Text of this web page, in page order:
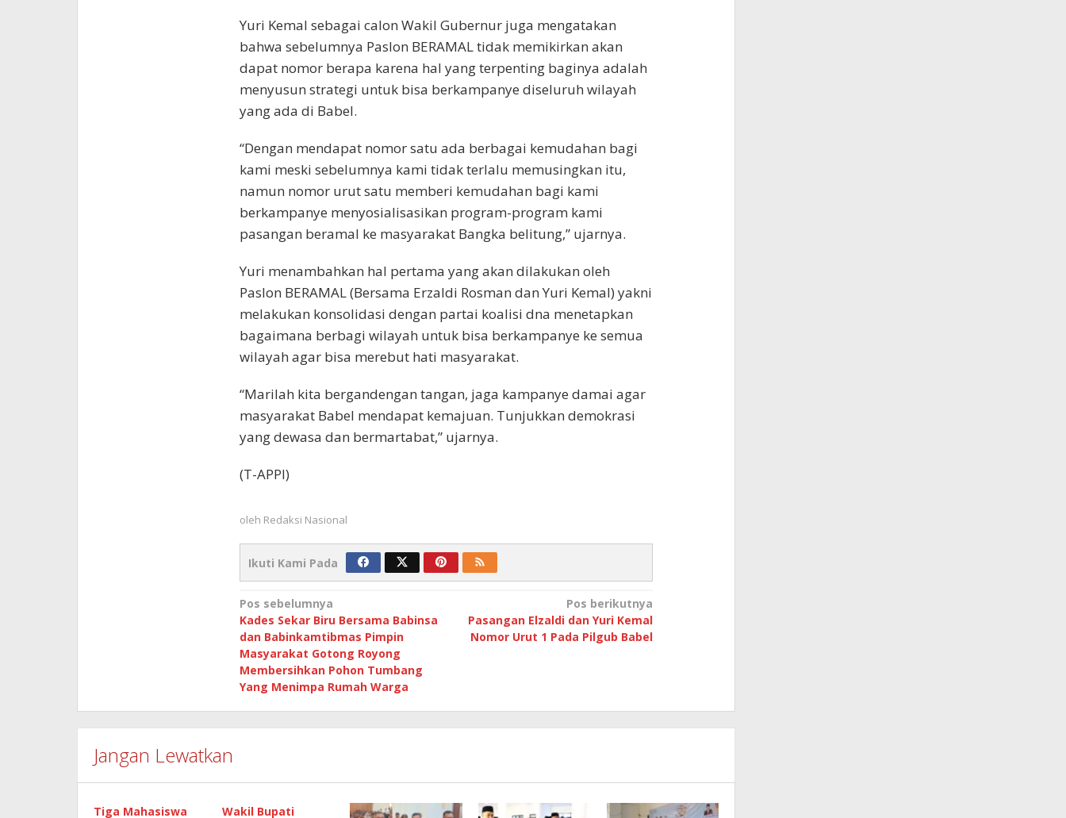
Yuri Kemal sebagai calon Wakil Gubernur juga mengatakan
bahwa sebelumnya Paslon BERAMAL tidak memikirkan akan
dapat nomor berapa karena hal yang terpenting baginya adalah
menyusun strategi untuk bisa berkampanye diseluruh wilayah
yang ada di Babel.
“Dengan mendapat nomor satu ada berbagai kemudahan bagi
kami meski sebelumnya kami tidak terlalu memusingkan itu,
namun nomor urut satu memberi kemudahan bagi kami
berkampanye menyosialisasikan program-program kami
pasangan beramal ke masyarakat Bangka belitung,” ujarnya.
Yuri menambahkan hal pertama yang akan dilakukan oleh
Paslon BERAMAL (Bersama Erzaldi Rosman dan Yuri Kemal) yakni
melakukan konsolidasi dengan partai koalisi dna menetapkan
bagaimana berbagi wilayah untuk bisa berkampanye ke semua
wilayah agar bisa merebut hati masyarakat.
“Marilah kita bergandengan tangan, jaga kampanye damai agar
masyarakat Babel mendapat kemajuan. Tunjukkan demokrasi
yang dewasa dan bermartabat,” ujarnya.
(T-APPI)
oleh Redaksi Nasional
Ikuti Kami Pada
Navigasi
pos
Pos sebelumnya
Kades Sekar Biru Bersama Babinsa
dan Babinkamtibmas Pimpin
Masyarakat Gotong Royong
Membersihkan Pohon Tumbang
Yang Menimpa Rumah Warga
Pos berikutnya
Pasangan Elzaldi dan Yuri Kemal
Nomor Urut 1 Pada Pilgub Babel
Jangan Lewatkan
Tiga Mahasiswa Wakil Bupati